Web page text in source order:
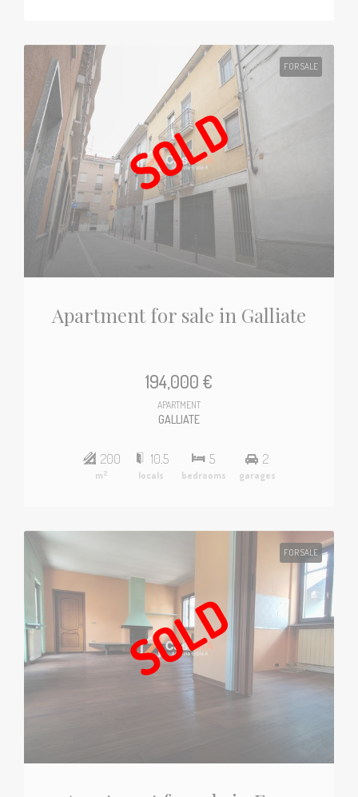
SOLD
FOR SALE
Apartment for sale in Galliate
194,000 €
APARTMENT
GALLIATE
200
m2
10.5
locals
5
bedrooms
2
garages
SOLD
FOR SALE